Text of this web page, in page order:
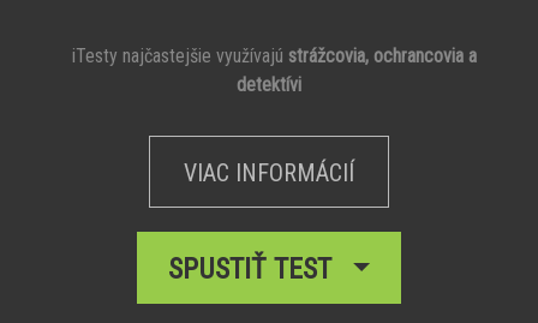
iTesty najčastejšie využívajú strážcovia, ochrancovia a
detektívi
VIAC INFORMÁCIÍ
SPUSTIŤ TEST